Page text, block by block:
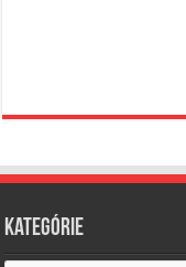
Kategórie